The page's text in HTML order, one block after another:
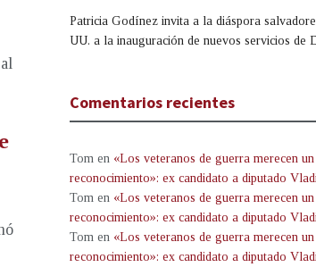
Patricia Godínez invita a la diáspora
UU. a la inauguración de nuevos servicios de
Comentarios recientes
Tom en «Los veteranos de guerra merecen un
reconocimiento»: ex candidato a diputado
Tom en «Los veteranos de guerra merecen un
reconocimiento»: ex candidato a diputado
Tom en «Los veteranos de guerra merecen un
reconocimiento»: ex candidato a diputado